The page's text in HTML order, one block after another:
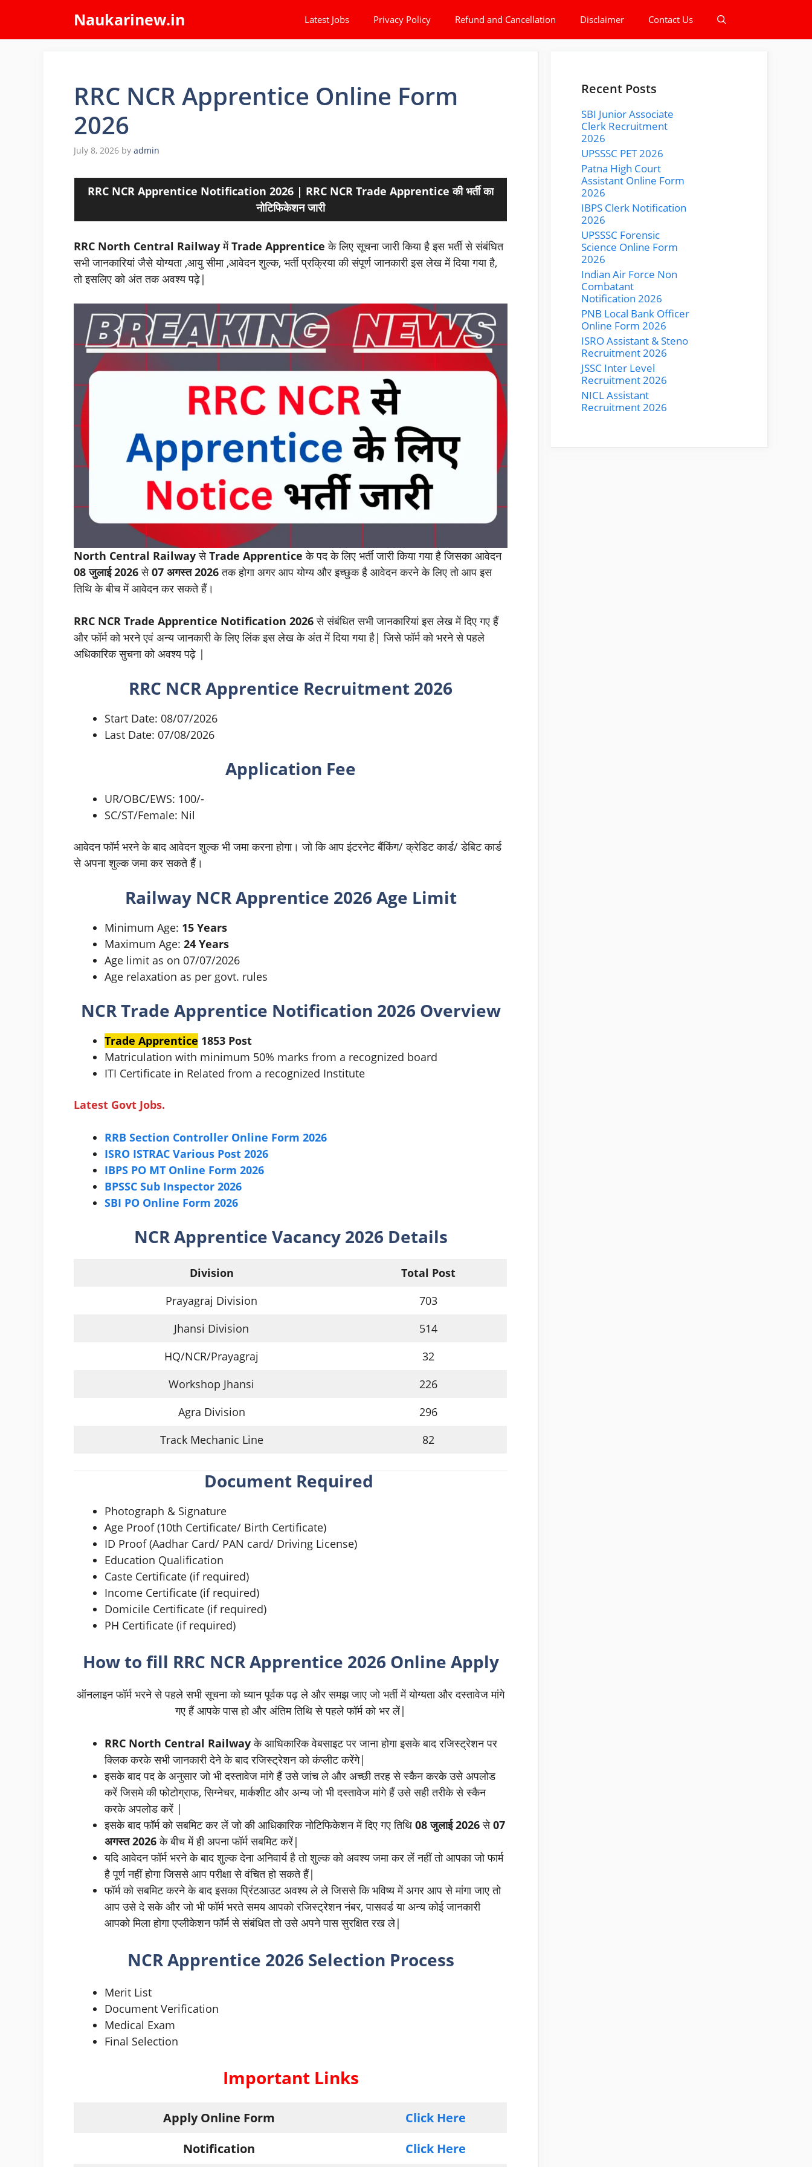
content
Naukarinew.in Latest Jobs Privacy Policy Refund and Cancellation Disclaimer Contact Us
RRC NCR Apprentice Online Form
2026
July 8, 2026 by admin
RRC NCR Apprentice Notification 2026 | RRC NCR Trade Apprentice की भर्ती का
नोटिफिकेशन जारी
RRC North Central RailwayमेंTrade Apprentice के लिए सूचना जारी किया है इस भर्ती से संबंधित
सभी जानकारियां जैसे योग्यता ,आयु सीमा ,आवेदन शुल्क, भर्ती प्रक्रिया की संपूर्ण जानकारी इस लेख में दिया गया है,
तो इसलिए को अंत तक अवश्य पढ़े|
North Central RailwayसेTrade Apprentice के पद के लिए भर्ती जारी किया गया है जिसका आवेदन
08 जुलाई 2026से07 अगस्त 2026तक होगा अगर आप योग्य और इच्छुक है आवेदन करने के लिए तो आप इस
तिथि के बीच में आवेदन कर सकते हैं।
RRC NCR Trade Apprentice Notification 2026 से संबंधित सभी जानकारियां इस लेख में दिए गए हैं
और फॉर्म को भरने एवं अन्य जानकारी के लिए लिंक इस लेख के अंत में दिया गया है| जिसे फॉर्म को भरने से पहले
अधिकारिक सुचना को अवश्य पढ़े |
RRC NCR Apprentice Recruitment 2026
Start Date: 08/07/2026
Last Date: 07/08/2026
Application Fee
UR/OBC/EWS: 100/-
SC/ST/Female: Nil
आवेदन फॉर्म भरने के बाद आवेदन शुल्क भी जमा करना होगा। जो कि आप इंटरनेट बैंकिंग/ क्रेडिट कार्ड/ डेबिट कार्ड
से अपना शुल्क जमा कर सकते हैं।
Railway NCR Apprentice 2026 Age Limit
Minimum Age: 15 Years
Maximum Age: 24 Years
Age limit as on 07/07/2026
Age relaxation as per govt. rules
NCR Trade Apprentice Notification 2026 Overview
Trade Apprentice 1853 Post
Matriculation with minimum 50% marks from a recognized board
ITI Certificate in Related from a recognized Institute
Latest Govt Jobs.
RRB Section Controller Online Form 2026
ISRO ISTRAC Various Post 2026
IBPS PO MT Online Form 2026
BPSSC Sub Inspector 2026
SBI PO Online Form 2026
NCR Apprentice Vacancy 2026 Details
Division
Total Post
Prayagraj Division
703
Jhansi Division
514
HQ/NCR/Prayagraj
32
Workshop Jhansi
226
Agra Division
296
Track Mechanic Line
82
Document Required
Photograph & Signature
Age Proof (10th Certificate/ Birth Certificate)
ID Proof (Aadhar Card/ PAN card/ Driving License)
Education Qualification
Caste Certificate (if required)
Income Certificate (if required)
Domicile Certificate (if required)
PH Certificate (if required)
How to fill RRC NCR Apprentice 2026 Online Apply
ऑनलाइन फॉर्म भरने से पहले सभी सूचना को ध्यान पूर्वक पढ़ ले और समझ जाए जो भर्ती में योग्यता और दस्तावेज मांगे
गए हैं आपके पास हो और अंतिम तिथि से पहले फॉर्म को भर लें|
RRC North Central Railwayके आधिकारिक वेबसाइट पर जाना होगा इसके बाद रजिस्ट्रेशन पर
क्लिक करके सभी जानकारी देने के बाद रजिस्ट्रेशन को कंप्लीट करेंगे|
इसके बाद पद के अनुसार जो भी दस्तावेज मांगे हैं उसे जांच ले और अच्छी तरह से स्कैन करके उसे अपलोड
करें जिसमे की फोटोग्राफ, सिग्नेचर, मार्कशीट और अन्य जो भी दस्तावेज मांगे हैं उसे सही तरीके से स्कैन
करके अपलोड करें |
इसके बाद फॉर्म को सबमिट कर लें जो की आधिकारिक नोटिफिकेशन में दिए गए तिथि 08 जुलाई 2026से07
अगस्त 2026के बीच में ही अपना फॉर्म सबमिट करें|
यदि आवेदन फॉर्म भरने के बाद शुल्क देना अनिवार्य है तो शुल्क को अवश्य जमा कर लें नहीं तो आपका जो फार्म
है पूर्ण नहीं होगा जिससे आप परीक्षा से वंचित हो सकते हैं|
फॉर्म को सबमिट करने के बाद इसका प्रिंटआउट अवश्य ले ले जिससे कि भविष्य में अगर आप से मांगा जाए तो
आप उसे दे सके और जो भी फॉर्म भरते समय आपको रजिस्ट्रेशन नंबर, पासवर्ड या अन्य कोई जानकारी
आपको मिला होगा एप्लीकेशन फॉर्म से संबंधित तो उसे अपने पास सुरक्षित रख ले|
NCR Apprentice 2026 Selection Process
Merit List
Document Verification
Medical Exam
Final Selection
Important Links
Apply Online Form
Click Here
Notification
Click Here
Recent Posts
SBI Junior Associate
Clerk Recruitment
2026
UPSSSC PET 2026
Patna High Court
Assistant Online Form
2026
IBPS Clerk Notification
2026
UPSSSC Forensic
Science Online Form
2026
Indian Air Force Non
Combatant
Notification 2026
PNB Local Bank Officer
Online Form 2026
ISRO Assistant & Steno
Recruitment 2026
JSSC Inter Level
Recruitment 2026
NICL Assistant
Recruitment 2026